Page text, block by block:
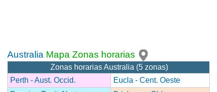
Australia Mapa Zonas horarias
Zonas horarias Australia (5 zonas)
Perth - Aust. Occid.
Eucla - Cent. Oeste